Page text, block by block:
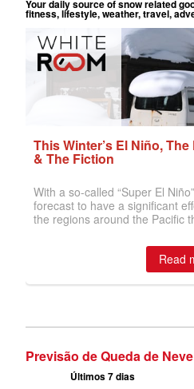
Previsão de Queda de Neve
Últimos 7 dias